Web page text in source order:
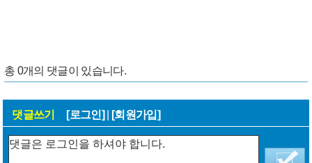
총 0개의 댓글이 있습니다.
댓글쓰기 [로그인] [회원가입]